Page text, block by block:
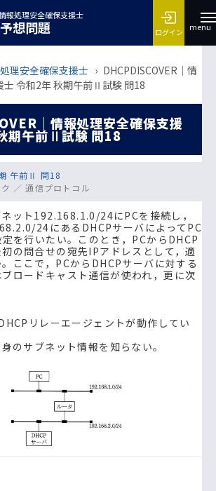
報処理安全確保支援士
想問題 ログイン menu
理安全確保支援士 › DHCPDISCOVER｜情
士 令和2年 秋期午前Ⅱ試験 問18
｜情報処理安全確保支援
期午前Ⅱ試験 問18
午前Ⅱ 問18
／ 通信プロトコル
ット192.168.1.0/24にPCを接続し，
24にあるDHCPサーバによってPC
を行いたい。このとき，PCからDHCP
の問合せの宛先IPアドレスとして，適
ここで，PCからDHCPサーバに対する
ロードキャスト通信が使われ，更に次
リレーエージェントが動作してい
のサブネット情報を知らない。